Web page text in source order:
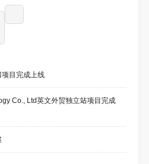
目完成上线
Co., Ltd英文外贸独立站项目完成